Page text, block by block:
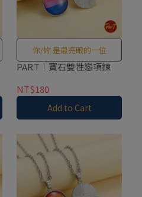
你/妳 是最亮眼的一位
PAR.T｜寶石雙性戀項鍊
NT$180
Add to Cart